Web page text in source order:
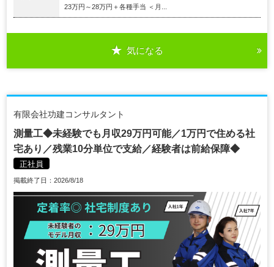
23万円～28万円＋各種手当 ＜月...
気になる
有限会社功建コンサルタント
測量工◆未経験でも月収29万円可能／1万円で住める社
宅あり／残業10分単位で支給／経験者は前給保障◆
正社員
掲載終了日：2026/8/18